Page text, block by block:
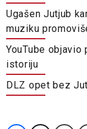
Ugašen Jutjub
muziku
YouTube
istoriju
DLZ opet bez